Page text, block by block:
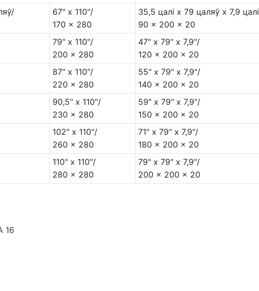
67" x 110"/
170 x 280
35,5 цалі x 79 цаляў x 7,9 цалі
90 x 200 x 20
79" x 110"/
200 x 280
47" x 79" x 7,9"/
120 x 200 x 20
87" x 110"/
220 x 280
55" x 79" x 7,9"/
140 x 200 x 20
90,5" x 110"/
230 x 280
59" x 79" x 7,9"/
150 x 200 x 20
102" x 110"/
260 x 280
71" x 79" x 7,9"/
180 x 200 x 20
110" x 110"/
280 x 280
79" x 79" x 7,9"/
200 x 200 x 20